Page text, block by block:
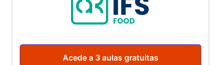
Acede a 3 aulas gratuitas